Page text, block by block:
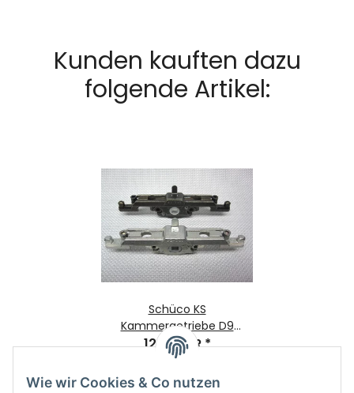
Wie wir Cookies & Co nutzen
Kunden kauften dazu
folgende Artikel:
Schüco KS
Kammergetriebe D9
43mm mit FBS VarioTec
F:silber Bj. ab 2002
12,26 EUR*